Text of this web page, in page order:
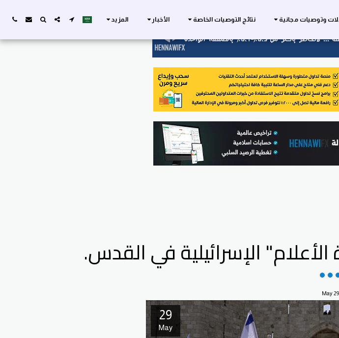
وتوصيات مجانية نتائج التوصيات الخاصة الأخبار المزيد
الإسرائيلية في القدس.
29
May
29
May